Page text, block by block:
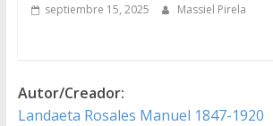
septiembre 15, 2025 Massiel Pirela
Autor/Creador:
Landaeta Rosales Manuel 1847-1920